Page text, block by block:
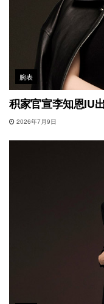
腕表
积家官宣李知恩IU
2026年7月9日